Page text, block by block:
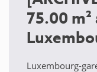
75.00
Luxembourg-